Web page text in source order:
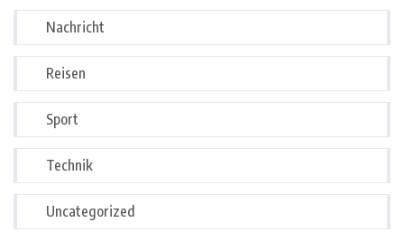
Nachricht
Reisen
Sport
Technik
Uncategorized